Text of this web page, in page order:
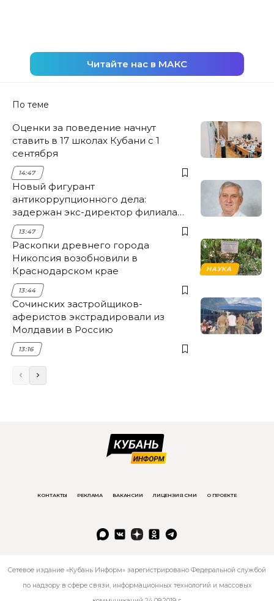
Читайте нас в МАКС
По теме
Оценки за поведение начнут
ставить в 17 школах Кубани с 1
сентября
14:47
Новый фигурант
антикоррупционного дела:
задержан экс-директор филиала
НЭСК Крымска
13:47
НАУКА
Раскопки древнего города
Никопсия возобновили в
Краснодарском крае
13:44
Сочинских застройщиков-
аферистов экстрадировали из
Молдавии в Россию
13:16
КОНТАКТЫ РЕКЛАМА ВАКАНСИИ ЛИЦЕНЗИЯ СМИ О ПРОЕКТЕ
Сетевое издание «Кубань Информ» зарегистрировано Федеральной службой
по надзору в сфере связи, информационных технологий и массовых